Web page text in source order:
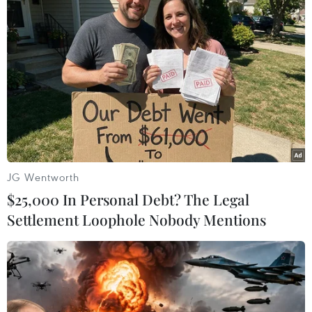
Mỹ-Trung đàm phán về vấn đề hạt
nhân Triều Tiên
15/04/2014 07:27
Các trưởng đoàn đàm phán sáu bên của Mỹ và Trung
Quốc đang có cuộc gặp tại thành phố New York, Mỹ
nhằm thảo luận về tình hình bán đảo Triều Tiên.
JG Wentworth
$25,000 In Personal Debt? The Legal
Settlement Loophole Nobody Mentions